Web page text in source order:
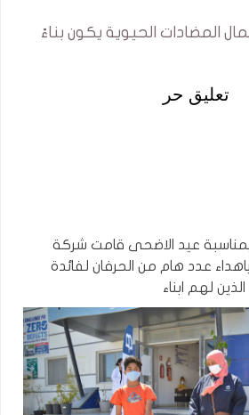
المضادات الحيوية يكون بناءً
تعليق حر
عيد الاضحى قامت شركة
Bontaz Tunisie باهداء عدد هام من الحرفان لفائدة
لهم ابناء